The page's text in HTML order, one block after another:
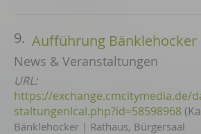
9. Aufführung Bänklehocker
News & Veranstaltungen
URL:
https://exchange.cmcitymedia.de/
staltungenIcal.php?id=58598968
Bänklehocker | Rathaus, Bürgersaal